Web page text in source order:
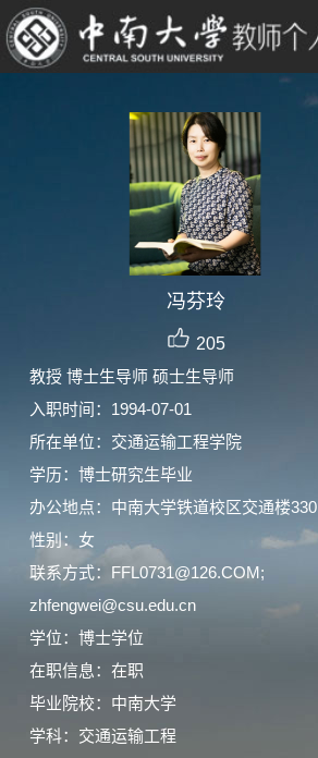
冯芬玲
205
教授 博士生导师 硕士生导师
入职时间：1994-07-01
所在单位：交通运输工程学院
学历：博士研究生毕业
办公地点：中南大学铁道校区交通楼330
性别：女
联系方式：FFL0731@126.COM;
zhfengwei@csu.edu.cn
学位：博士学位
在职信息：在职
毕业院校：中南大学
学科：交通运输工程